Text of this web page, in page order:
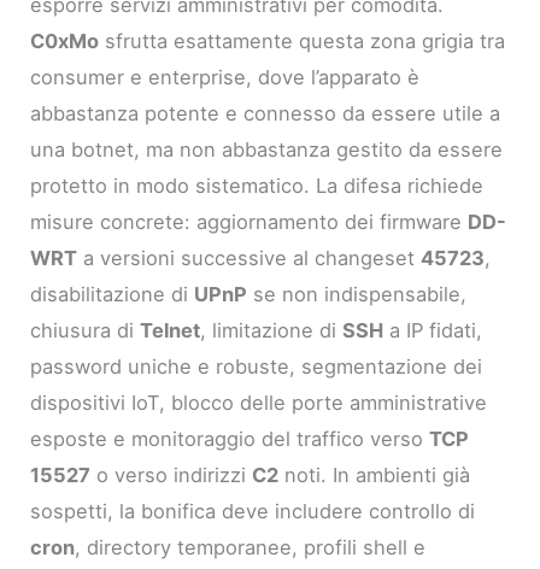
esporre servizi amministrativi per comodità.
C0xMo sfrutta esattamente questa zona grigia tra
consumer e enterprise, dove l’apparato è
abbastanza potente e connesso da essere utile a
una botnet, ma non abbastanza gestito da essere
protetto in modo sistematico. La difesa richiede
misure concrete: aggiornamento dei firmware DD-
WRT a versioni successive al changeset45723,
disabilitazione di UPnP se non indispensabile,
chiusura diTelnet, limitazione diSSH a IP fidati,
password uniche e robuste, segmentazione dei
dispositivi IoT, blocco delle porte amministrative
esposte e monitoraggio del traffico versoTCP
15527 o verso indirizzi C2 noti. In ambienti già
sospetti, la bonifica deve includere controllo di
cron, directory temporanee, profili shell e